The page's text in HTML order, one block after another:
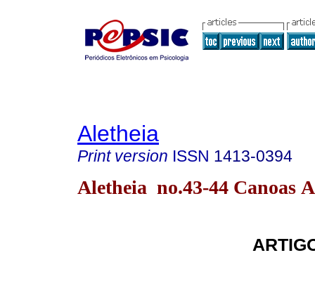
Aletheia
Print version ISSN 1413-0394
Aletheia no.43-44 Canoas